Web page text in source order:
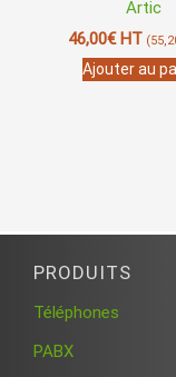
Artic
46,00€HT (
Ajouter au
PRODUITS
Téléphones
PABX